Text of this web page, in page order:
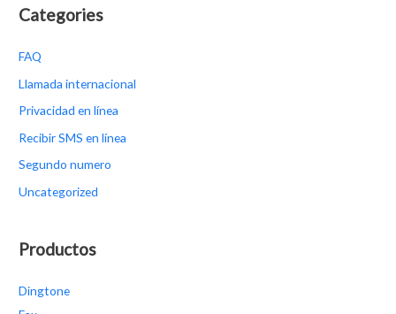
c
r
p
o
Categories
FAQ
Llamada internacional
Privacidad en línea
Recibir SMS en línea
Segundo numero
Uncategorized
Productos
Dingtone